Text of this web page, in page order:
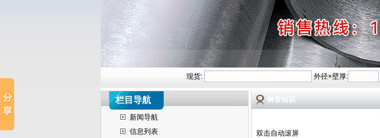
现货: 外径×壁厚:
栏目导航
新闻导航
信息列表
钢管知识
双击自动滚屏